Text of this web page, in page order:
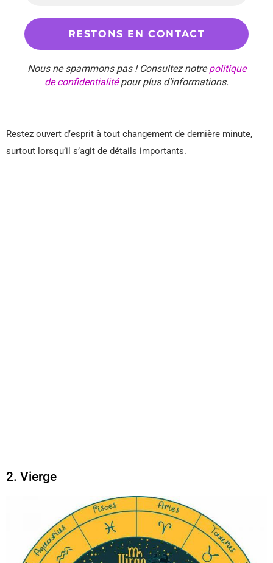
Nous ne spammons pas ! Consultez notrepolitique
de confidentialitépour plus d’informations.
Restez ouvert d’esprit à tout changement de dernière minute,
surtout lorsqu’il s’agit de détails importants.
2. Vierge